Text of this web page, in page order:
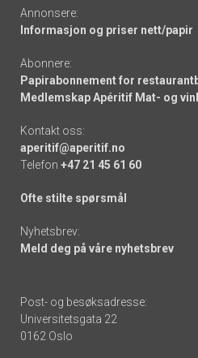
Annonsere:
Informasjon og priser nett/papir
Abonnere:
Papirabonnement for
Medlemskap Apéritif Mat- og
Kontakt oss:
aperitif@aperitif.no
Telefon +47 21 45 61 60
Ofte stilte spørsmål
Nyhetsbrev:
Meld deg på våre nyhetsbrev
Post- og besøksadresse:
Universitetsgata 22
0162 Oslo